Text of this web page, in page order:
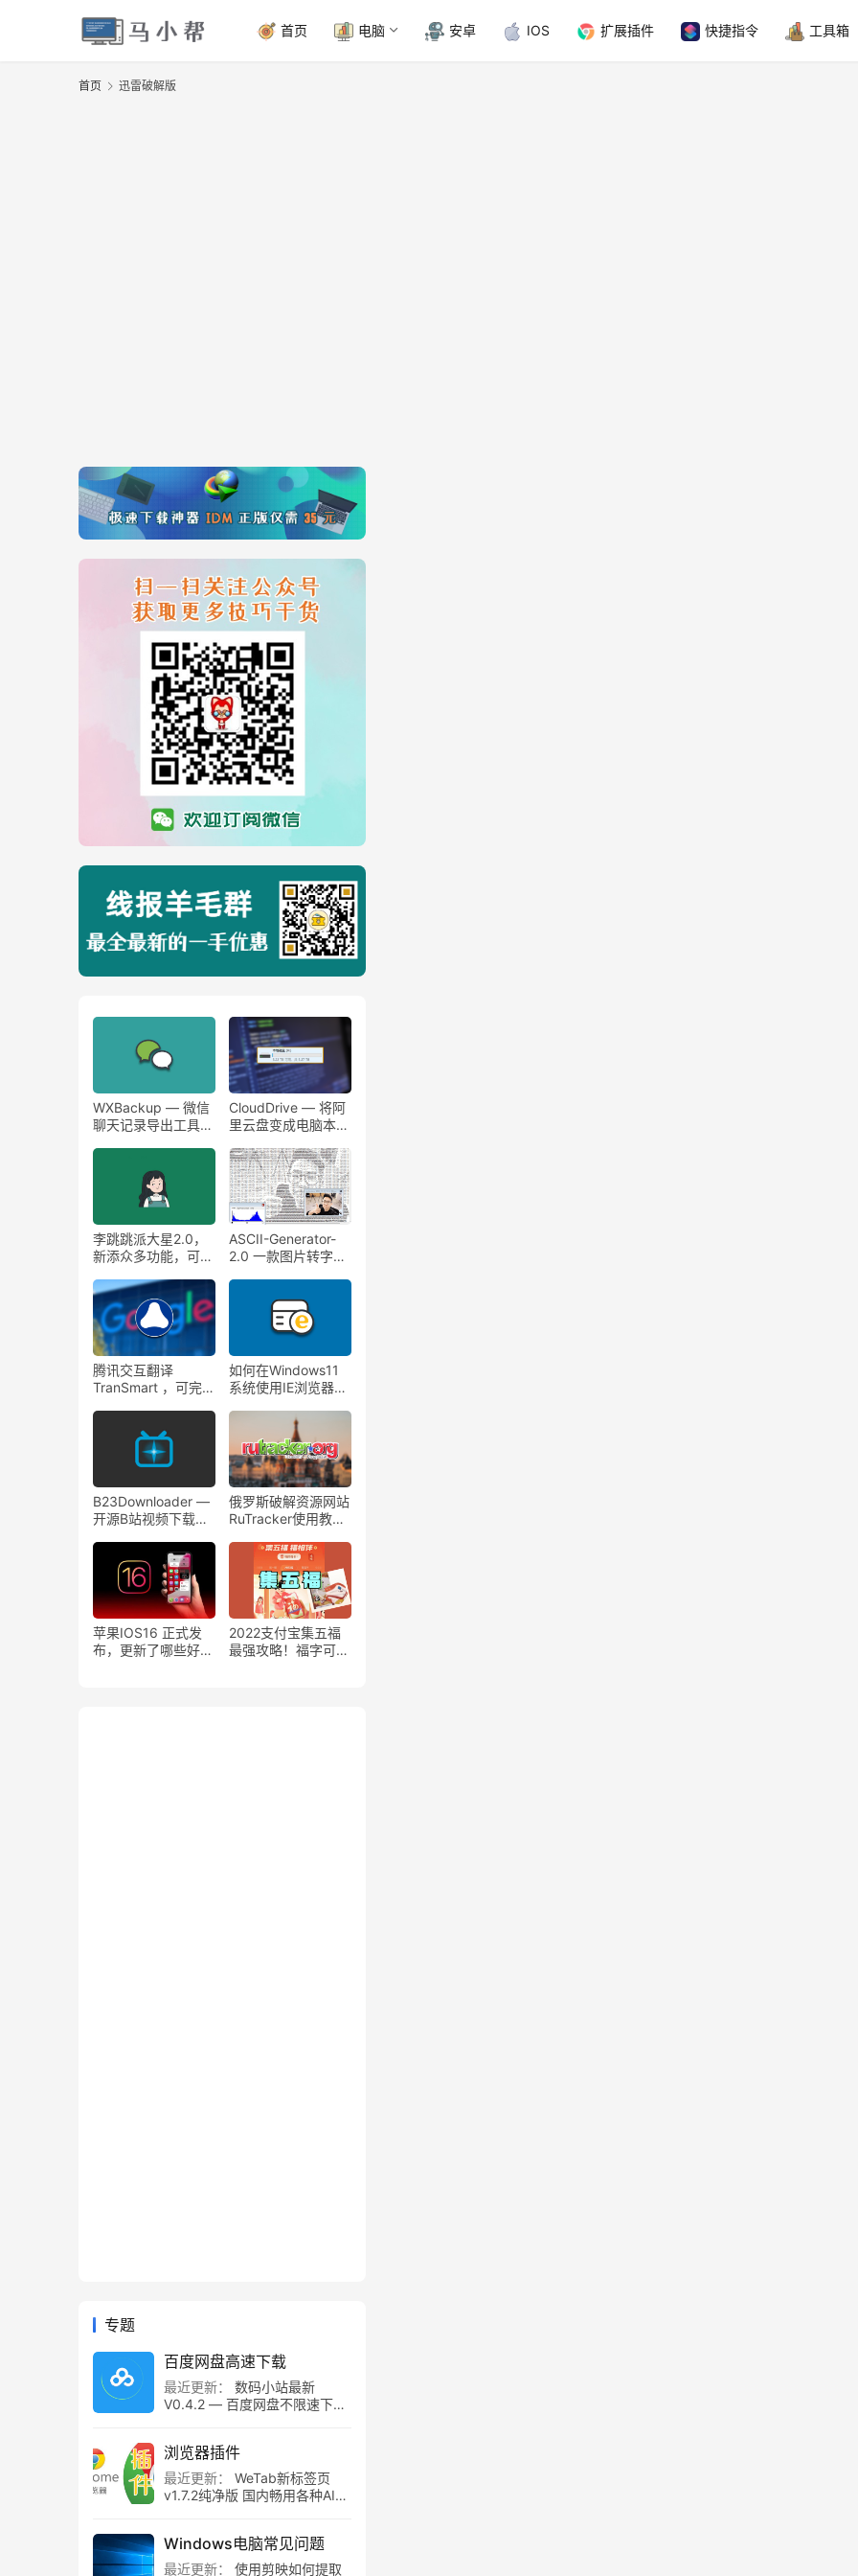
首页 电脑 安卓 IOS 扩展插件 快捷指令 工具箱
首页 迅雷破解版
WXBackup — 微信
聊天记录导出工具，
览器查看。
CloudDrive — 将阿
里云盘变成电脑本地
为本地磁盘！
李跳跳派大星2.0，
新添众多功能，可自
窗
ASCII-Generator-
2.0 一款图片转字符
腾讯交互翻译
TranSmart ，可完美
如何在Windows11
系统使用IE浏览器，
B23Downloader —
开源B站视频下载工
漫画、直播~
俄罗斯破解资源网站
RuTracker使用教
官网访问黑屏问题!
苹果IOS16 正式发
布，更新了哪些好玩
2022支付宝集五福
最强攻略！福字可兑
专题
百度网盘高速下载
最近更新：
数码小站最新
V0.4.2 — 百度网盘不限速下载
浏览器插件
最近更新：
WeTab新标签页
v1.7.2纯净版 国内畅用各种AI组
Windows电脑常见问题
最近更新： 使用剪映如何提取